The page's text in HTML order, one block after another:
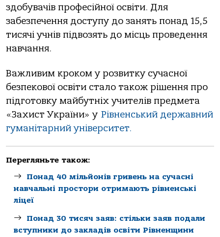
здобувачів професійної освіти. Для
забезпечення доступу до занять понад 15,5
тисячі учнів підвозять до місць проведення
навчання.
Важливим кроком у розвитку сучасної
безпекової освіти стало також рішення про
підготовку майбутніх учителів предмета
«Захист України» у Рівненський державний
гуманітарний університет.
Перегляньте також:
Понад 40 мільйонів гривень на сучасні
навчальні простори отримають рівненські
ліцеї
Понад 30 тисяч заяв: стільки заяв подали
вступники до закладів освіти Рівненщини